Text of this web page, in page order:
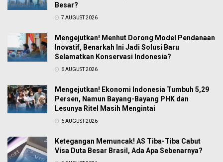
Besar?
7 AUGUST 2026
Mengejutkan! Menhut Dorong Model Pendanaan
Inovatif, Benarkah Ini Jadi Solusi Baru
Selamatkan Konservasi Indonesia?
6 AUGUST 2026
Mengejutkan! Ekonomi Indonesia Tumbuh 5,29
Persen, Namun Bayang-Bayang PHK dan
Lesunya Ritel Masih Mengintai
6 AUGUST 2026
Ketegangan Memuncak! AS Tiba-Tiba Cabut
Visa Duta Besar Brasil, Ada Apa Sebenarnya?